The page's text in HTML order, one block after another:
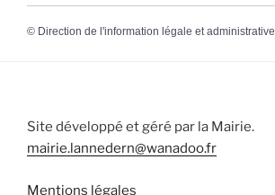
© Direction de l'information légale et administrative
Site développé et géré par la Mairie.
mairie.lannedern@wanadoo.fr
Mentions légales